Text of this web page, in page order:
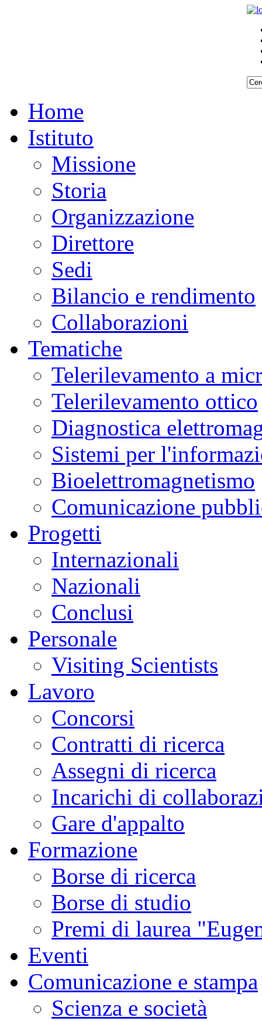
Home
Istituto
Missione
Storia
Organizzazione
Direttore
Sedi
Bilancio e rendimento
Collaborazioni
Tematiche
Telerilevamento a
Telerilevamento ottico
Diagnostica
Sistemi per
Bioelettromagnetismo
Comunicazione
Progetti
Internazionali
Nazionali
Conclusi
Personale
Visiting Scientists
Lavoro
Concorsi
Contratti di ricerca
Assegni di ricerca
Incarichi di
Gare d'appalto
Formazione
Borse di ricerca
Borse di studio
Premi di laurea
Eventi
Comunicazione e stampa
Scienza e società